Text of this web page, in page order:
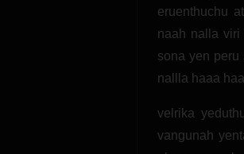
eruenthuchu
naah nalla viri
sona yen
nallla haaa
velrika
vangunah